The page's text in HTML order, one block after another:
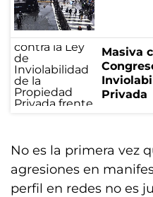
Masiva
Privada
No es la primera vez
agresiones en
perfil en redes no es